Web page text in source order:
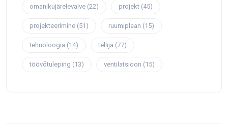
omanikujärelevalve (22) projekt (45)
projekteerimine (51) ruumiplaan (15)
tehnoloogia (14) tellija (77)
töövõtuleping (13) ventilatsioon (15)